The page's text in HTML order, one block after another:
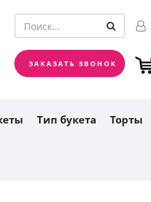
заказов
0 KZT
ЗАКАЗАТЬ ЗВОНОК
Тип букета Торты